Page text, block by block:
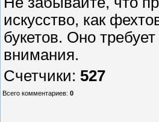
искусство, как
букетов. Оно
внимания.
Счетчики: 527
Всего комментариев: 0